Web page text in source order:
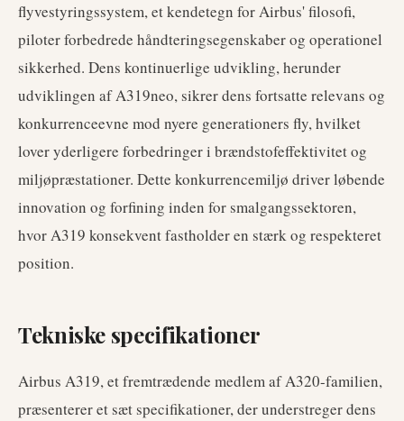
flyvestyringssystem, et kendetegn for Airbus' filosofi,
piloter forbedrede håndteringsegenskaber og operationel
sikkerhed. Dens kontinuerlige udvikling, herunder
udviklingen af A319neo, sikrer dens fortsatte relevans og
konkurrenceevne mod nyere generationers fly, hvilket
lover yderligere forbedringer i brændstofeffektivitet og
miljøpræstationer. Dette konkurrencemiljø driver løbende
innovation og forfining inden for smalgangssektoren,
hvor A319 konsekvent fastholder en stærk og respekteret
position.
Tekniske specifikationer
Airbus A319, et fremtrædende medlem af A320-familien,
præsenterer et sæt specifikationer, der understreger dens